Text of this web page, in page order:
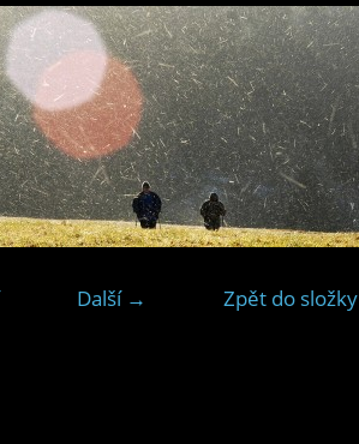
Další → Zpět do složky